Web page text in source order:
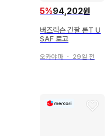
5%94,202원
버즈릭슨 긴팔 론T U
SAF 로고
오카야마 ・ 29일 전